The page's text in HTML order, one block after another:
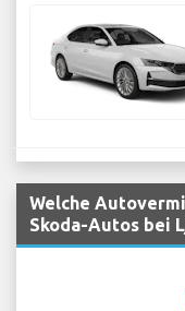
Welche
Skoda-Autos bei